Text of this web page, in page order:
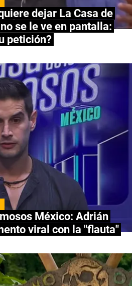
| CONTACTO |
dejar La Casa de
se le ve en pantalla:
petición?
México: Adrián
viral con la "flauta"